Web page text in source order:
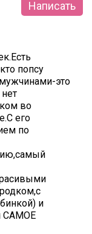
Написать
попсу
это
во
его
по
и
САМОЕ